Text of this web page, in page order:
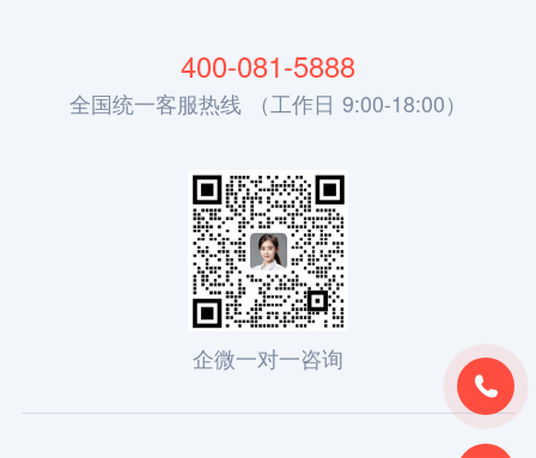

400-081-5888
全国统一客服热线 （工作日 9:00-18:00）
企微一对一咨询